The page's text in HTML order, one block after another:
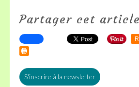
Partager cet article
S'inscrire à la newsletter